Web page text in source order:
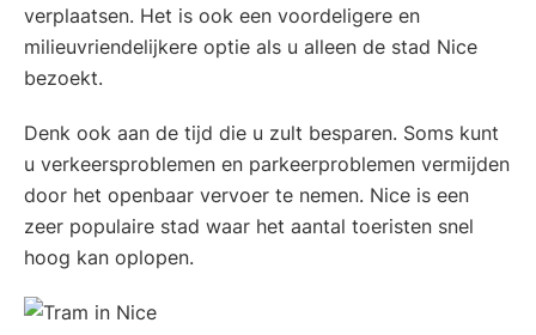
verplaatsen. Het is ook een voordeligere en
milieuvriendelijkere optie als u alleen de stad Nice
bezoekt.
Denk ook aan de tijd die u zult besparen. Soms kunt
u verkeersproblemen en parkeerproblemen vermijden
door het openbaar vervoer te nemen. Nice is een
zeer populaire stad waar het aantal toeristen snel
hoog kan oplopen.